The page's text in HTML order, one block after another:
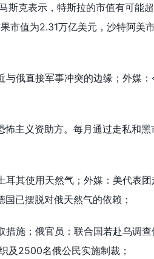
斯克表示，特斯拉的市值有可能
市值为2.31万亿美元，沙特阿美
俄直接军事冲突的边缘；外媒
主义资助方。每月通过走私和
其使用天然气；外媒：美代表
已摆脱对俄天然气的依赖；
施；俄官员：联合国若赴乌调
及2500名俄公民实施制裁；